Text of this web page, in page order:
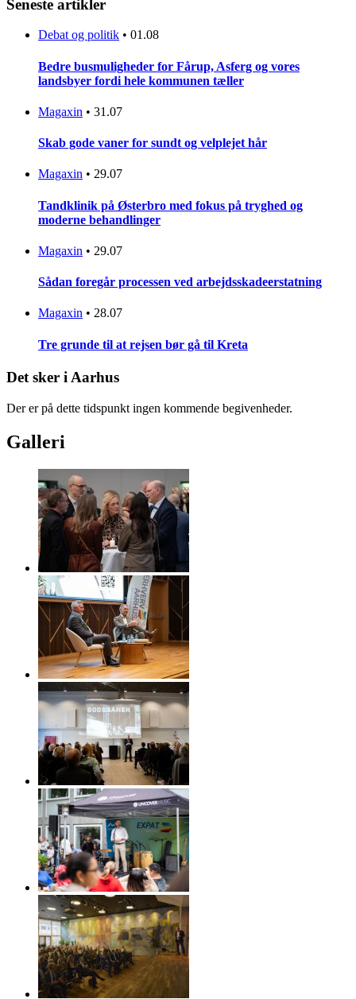
Seneste artikler
Debat og politik • 01.08
Bedre busmuligheder for Fårup, Asferg og vores
landsbyer fordi hele kommunen tæller
Magaxin • 31.07
Skab gode vaner for sundt og velplejet hår
Magaxin • 29.07
Tandklinik på Østerbro med fokus på tryghed og
moderne behandlinger
Magaxin • 29.07
Sådan foregår processen ved arbejdsskadeerstatning
Magaxin • 28.07
Tre grunde til at rejsen bør gå til Kreta
Det sker i Aarhus
Der er på dette tidspunkt ingen kommende begivenheder.
Galleri